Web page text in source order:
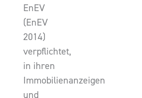
EnEV
(EnEV
2014)
verpflichtet,
in ihren
Immobilienanzeigen
und